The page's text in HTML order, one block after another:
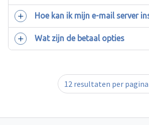
Hoe kan ik mijn e-mail server
Wat zijn de betaal opties